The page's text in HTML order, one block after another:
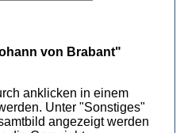
von Brabant"
anklicken in einem
Unter "Sonstiges"
angezeigt werden